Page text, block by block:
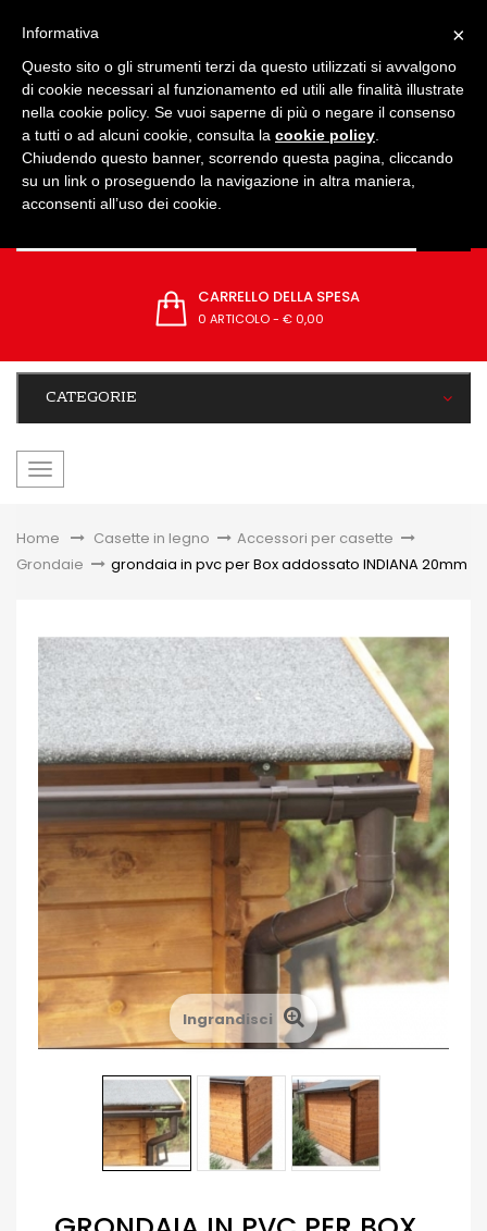
CARRELLO DELLA SPESA
0 ARTICOLO- € 0,00
CATEGORIE
navigazione
Home &gt;Casette in legno > Accessori per casette >
Grondaie > grondaia in pvc per Box addossato INDIANA 20mm
Ingrandisci
×
Informativa
Questo sito o gli strumenti terzi da questo utilizzati si avvalgono
di cookie necessari al funzionamento ed utili alle finalità illustrate
nella cookie policy. Se vuoi saperne di più o negare il consenso
a tutti o ad alcuni cookie, consulta la cookie policy
Chiudendo questo banner, scorrendo questa pagina, cliccando
su un link o proseguendo la navigazione in altra maniera,
acconsenti all’uso dei cookie.